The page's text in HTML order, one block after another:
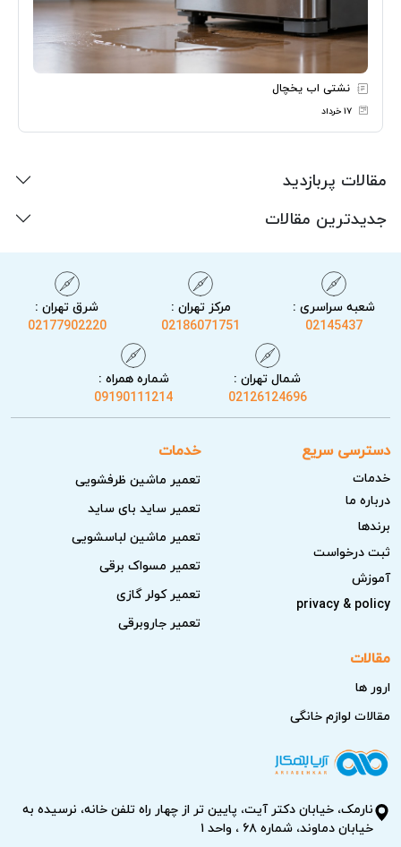
نشتی اب یخچال
۱۷ خرداد
مقالات پربازدید
جدیدترین مقالات
شعبه سراسری :
02145437
مرکز تهران :
02186071751
شرق تهران :
02177902220
شمال تهران :
02126124696
شماره همراه :
09190111214
دسترسی سریع
خدمات
درباره ما
برندها
ثبت درخواست
آموزش
privacy & policy
خدمات
تعمیر ماشین ظرفشویی
تعمیر ساید بای ساید
تعمیر ماشین لباسشویی
تعمیر مسواک برقی
تعمیر کولر گازی
تعمیر جاروبرقی
مقالات
ارور ها
مقالات لوازم خانگی
نارمک، خیابان دکتر آیت، پایین تر از چهار راه تلفن خانه، نرسیده به
خیابان دماوند، شماره ۶۸ ، واحد ۱